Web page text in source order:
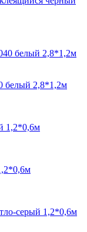
белый 2,8*1,2м